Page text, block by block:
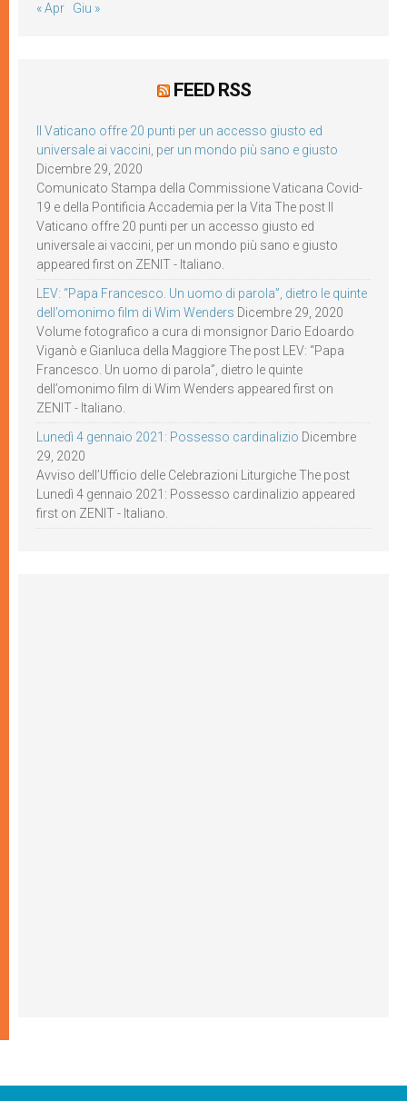
« Apr Giu »
FEED RSS
Il Vaticano offre 20 punti per un accesso giusto ed
universale ai vaccini, per un mondo più sano e giusto
Dicembre 29, 2020
Comunicato Stampa della Commissione Vaticana Covid-
19 e della Pontificia Accademia per la Vita The post Il
Vaticano offre 20 punti per un accesso giusto ed
universale ai vaccini, per un mondo più sano e giusto
appeared first on ZENIT - Italiano.
LEV: “Papa Francesco. Un uomo di parola”, dietro le quinte
dell’omonimo film di Wim Wenders Dicembre 29, 2020
Volume fotografico a cura di monsignor Dario Edoardo
Viganò e Gianluca della Maggiore The post LEV: “Papa
Francesco. Un uomo di parola”, dietro le quinte
dell’omonimo film di Wim Wenders appeared first on
ZENIT - Italiano.
Lunedì 4 gennaio 2021: Possesso cardinalizio Dicembre
29, 2020
Avviso dell’Ufficio delle Celebrazioni Liturgiche The post
Lunedì 4 gennaio 2021: Possesso cardinalizio appeared
first on ZENIT - Italiano.